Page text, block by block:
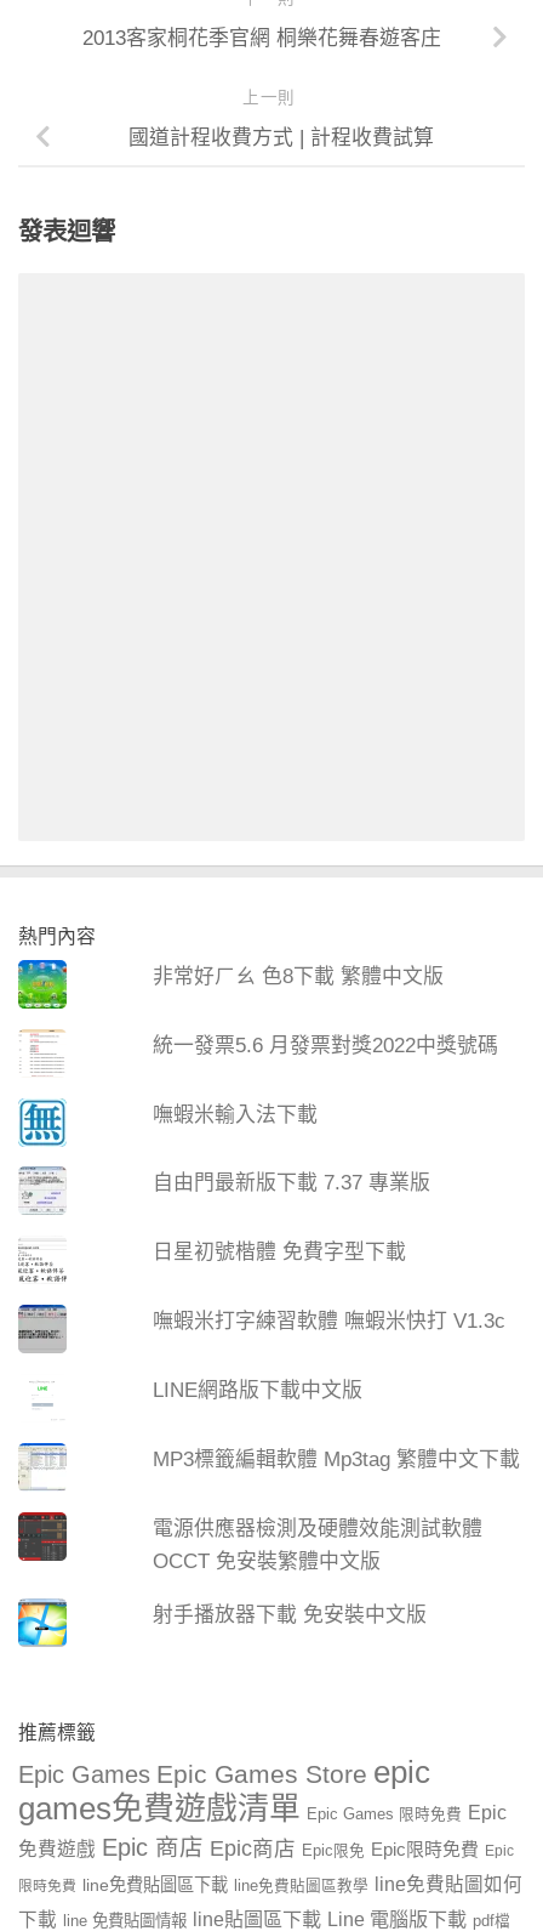
2013客家桐花季官網 桐樂花舞春遊客庄
上一則
國道計程收費方式 | 計程收費試算
發表迴響
熱門內容
非常好ㄏㄠ 色8下載 繁體中文版
統一發票5.6 月發票對獎2022中獎號碼
嘸蝦米輸入法下載
自由門最新版下載 7.37 專業版
日星初號楷體 免費字型下載
嘸蝦米打字練習軟體 嘸蝦米快打 V1.3c
LINE網路版下載中文版
MP3標籤編輯軟體 Mp3tag 繁體中文下載
電源供應器檢測及硬體效能測試軟體
OCCT 免安裝繁體中文版
射手播放器下載 免安裝中文版
推薦標籤
Epic Games Epic Games Store epic
games免費遊戲清單 Epic Games 限時免費 Epic
免費遊戲 Epic 商店 Epic商店 Epic限免 Epic限時免費 Epic
限時免費 line免費貼圖區下載 line免費貼圖區教學
line免費貼圖如何
下載 line 免費貼圖情報 line貼圖區下載 Line 電腦版下載 pdf檔